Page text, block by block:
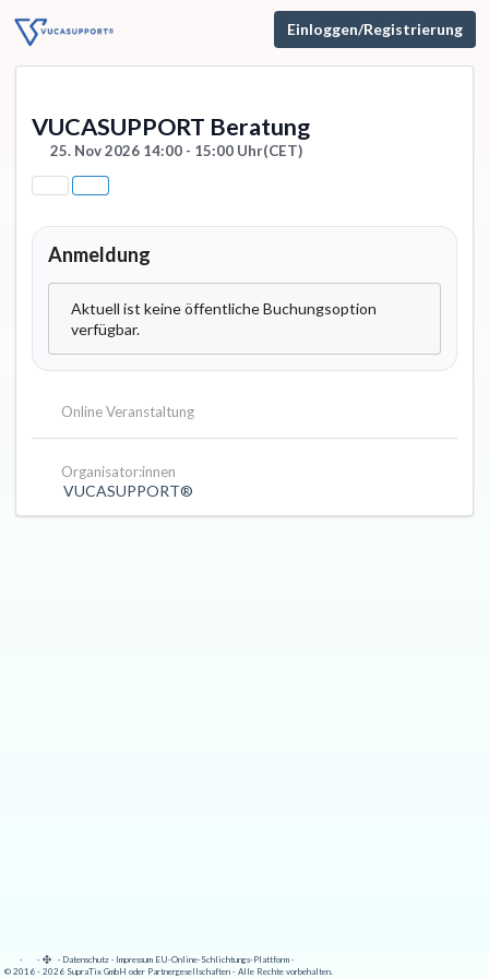
Einloggen/Registrierung
VUCASUPPORT Beratung
25. Nov 2026 14:00 - 15:00 Uhr(CET)
Anmeldung
Aktuell ist keine öffentliche Buchungsoption
verfügbar.
Online Veranstaltung
Organisator:innen
VUCASUPPORT®
· · · Datenschutz · Impressum EU-Online-Schlichtungs-Plattform ·
© 2016 - 2026 SupraTix GmbH oder Partnergesellschaften - Alle Rechte vorbehalten.